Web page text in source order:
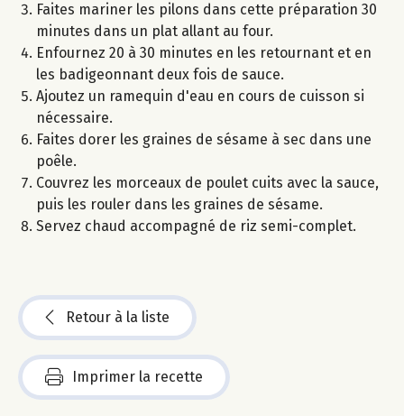
Faites mariner les pilons dans cette préparation 30
minutes dans un plat allant au four.
Enfournez 20 à 30 minutes en les retournant et en
les badigeonnant deux fois de sauce.
Ajoutez un ramequin d'eau en cours de cuisson si
nécessaire.
Faites dorer les graines de sésame à sec dans une
poêle.
Couvrez les morceaux de poulet cuits avec la sauce,
puis les rouler dans les graines de sésame.
Servez chaud accompagné de riz semi-complet.
Retour à la liste
Imprimer la recette